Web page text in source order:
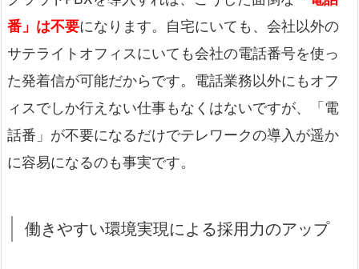
番」は不要になります。自宅にいても、会社以外の
サテライトオフィスにいても会社の電話番号を使っ
た発着信が可能だからです。電話業務以外にもオフ
ィスでしか行えない仕事もなくはないですが、「電
話番」が不要になるだけでテレワークの導入が遥か
に容易になるのも事実です。
働きやすい環境実現による採用力のアップ